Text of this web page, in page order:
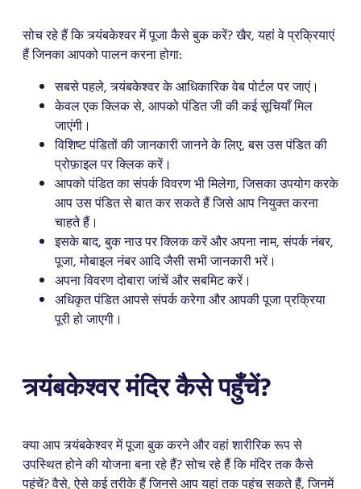
सोच रहे हैं कि त्र्यंबकेश्वर में पूजा कैसे बुक करें? खैर, यहां वे प्रक्रियाएं
हैं जिनका आपको पालन करना होगा:
सबसे पहले, त्र्यंबकेश्वर के आधिकारिक वेब पोर्टल पर जाएं।
केवल एक क्लिक से, आपको पंडित जी की कई सूचियाँ मिल
जाएंगी।
विशिष्ट पंडितों की जानकारी जानने के लिए, बस उस पंडित की
प्रोफ़ाइल पर क्लिक करें।
आपको पंडित का संपर्क विवरण भी मिलेगा, जिसका उपयोग करके
आप उस पंडित से बात कर सकते हैं जिसे आप नियुक्त करना
चाहते हैं।
इसके बाद, बुक नाउ पर क्लिक करें और अपना नाम, संपर्क नंबर,
पूजा, मोबाइल नंबर आदि जैसी सभी जानकारी भरें।
अपना विवरण दोबारा जांचें और सबमिट करें।
अधिकृत पंडित आपसे संपर्क करेगा और आपकी पूजा प्रक्रिया
पूरी हो जाएगी।
त्र्यंबकेश्वर मंदिर कैसे पहुँचें?
क्या आप त्र्यंबकेश्वर में पूजा बुक करने और वहां शारीरिक रूप से
उपस्थित होने की योजना बना रहे हैं? सोच रहे हैं कि मंदिर तक कैसे
पहुंचें? वैसे, ऐसे कई तरीके हैं जिनसे आप यहां तक ​​पहुंच सकते हैं, जिनमें